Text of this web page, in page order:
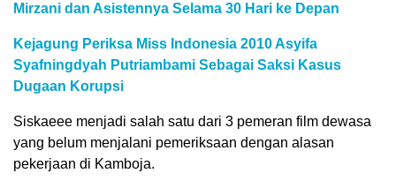
Mirzani dan Asistennya Selama 30 Hari ke Depan
Kejagung Periksa Miss Indonesia 2010 Asyifa
Syafningdyah Putriambami Sebagai Saksi Kasus
Dugaan Korupsi
Siskaeee menjadi salah satu dari 3 pemeran film dewasa
yang belum menjalani pemeriksaan dengan alasan
pekerjaan di Kamboja.